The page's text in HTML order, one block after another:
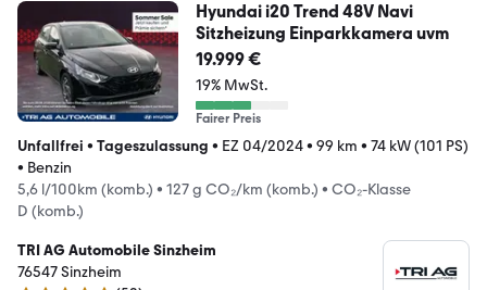
Hyundai i20 Trend 48V Navi
Sitzheizung Einparkkamera uvm
19.999 €
19% MwSt.
Fairer Preis
Unfallfrei • Tageszulassung • EZ 04/2024• 99 km • 74 kW (101 PS)
• Benzin
5,6 l/100km (komb.) • 127 g CO₂/km (komb.) • CO₂-Klasse
D (komb.)
TRI AG Automobile Sinzheim
76547 Sinzheim